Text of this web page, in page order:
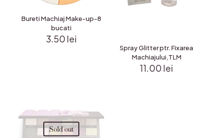
Bureti Machiaj Make-up-8
bucati
3.50 lei
Spray Glitter ptr. Fixarea
Machiajului,TLM
11.00 lei
Sold out